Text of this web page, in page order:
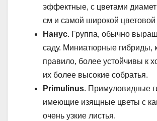
эффектные, с цветами
см и самой широкой
Нанус. Группа, обычно
саду. Миниатюрные гибриды,
правило, более устойчивы к
их более высокие собратья.
Primulinus. Примуловидные
имеющие изящные цветы с
очень узкие листья.